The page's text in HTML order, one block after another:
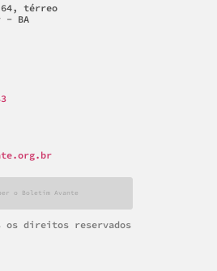
64, térreo
- BA
os direitos reservados